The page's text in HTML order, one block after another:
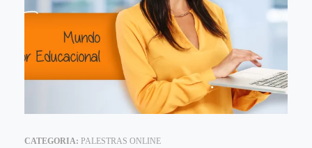
CATEGORIA: PALESTRAS ONLINE